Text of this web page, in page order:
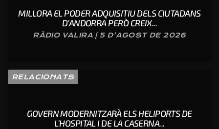
MILLORA EL PODER ADQUISITIU DELS CIUTADANS
D’ANDORRA PERÒ CREIX...
RÀDIO VALIRA | 5 D'AGOST DE 2026
RELACIONATS
GOVERN MODERNITZARÀ ELS HELIPORTS DE
L’HOSPITAL I DE LA CASERNA...